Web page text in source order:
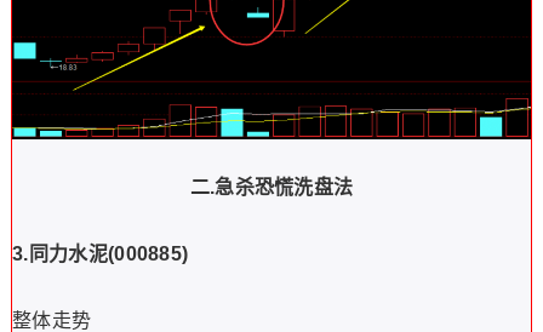
二.急杀恐慌洗盘法
3. 同力水泥(000885)
整体走势